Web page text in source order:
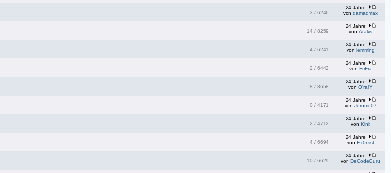
3 / 6246
24 Jahre
von damadmax
14 / 8259
24 Jahre
von Arakis
4 / 6241
24 Jahre
von lemming
2 / 6442
24 Jahre
von FriFra
8 / 8658
24 Jahre
von O'rallY
0 / 4171
24 Jahre
von Jerome07
2 / 4712
24 Jahre
von Kink
4 / 6694
24 Jahre
von Ex0rzist
10 / 6629
24 Jahre
von DeCodeGuru